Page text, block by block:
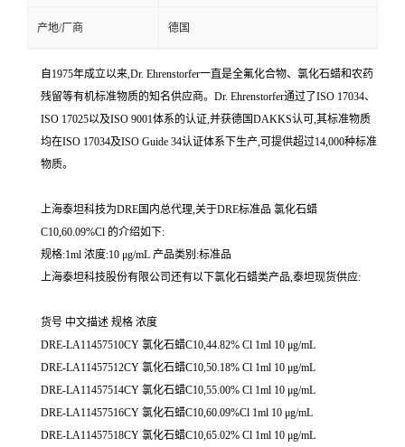
产地/厂商 德国
自1975年成立以来,Dr. Ehrenstorfer一直是全氟化合物、氯化石蜡和农药
残留等有机标准物质的知名供应商。Dr. Ehrenstorfer通过了ISO 17034、
ISO 17025以及ISO 9001体系的认证,并获德国DAKKS认可,其标准物质
均在ISO 17034及ISO Guide 34认证体系下生产,可提供超过14,000种标准
物质。
上海泰坦科技为DRE国内总代理,关于DRE标准品 氯化石蜡
C10,60.09%Cl 的介绍如下:
规格:1ml 浓度:10 μg/mL 产品类别:标准品
上海泰坦科技股份有限公司还有以下氯化石蜡类产品,泰坦现货供应:
货号 中文描述 规格 浓度
DRE-LA11457510CY 氯化石蜡C10,44.82% Cl 1ml 10 μg/mL
DRE-LA11457512CY 氯化石蜡C10,50.18% Cl 1ml 10 μg/mL
DRE-LA11457514CY 氯化石蜡C10,55.00% Cl 1ml 10 μg/mL
DRE-LA11457516CY 氯化石蜡C10,60.09%Cl 1ml 10 μg/mL
DRE-LA11457518CY 氯化石蜡C10,65.02% Cl 1ml 10 μg/mL